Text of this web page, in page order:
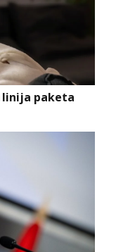
linija paketa